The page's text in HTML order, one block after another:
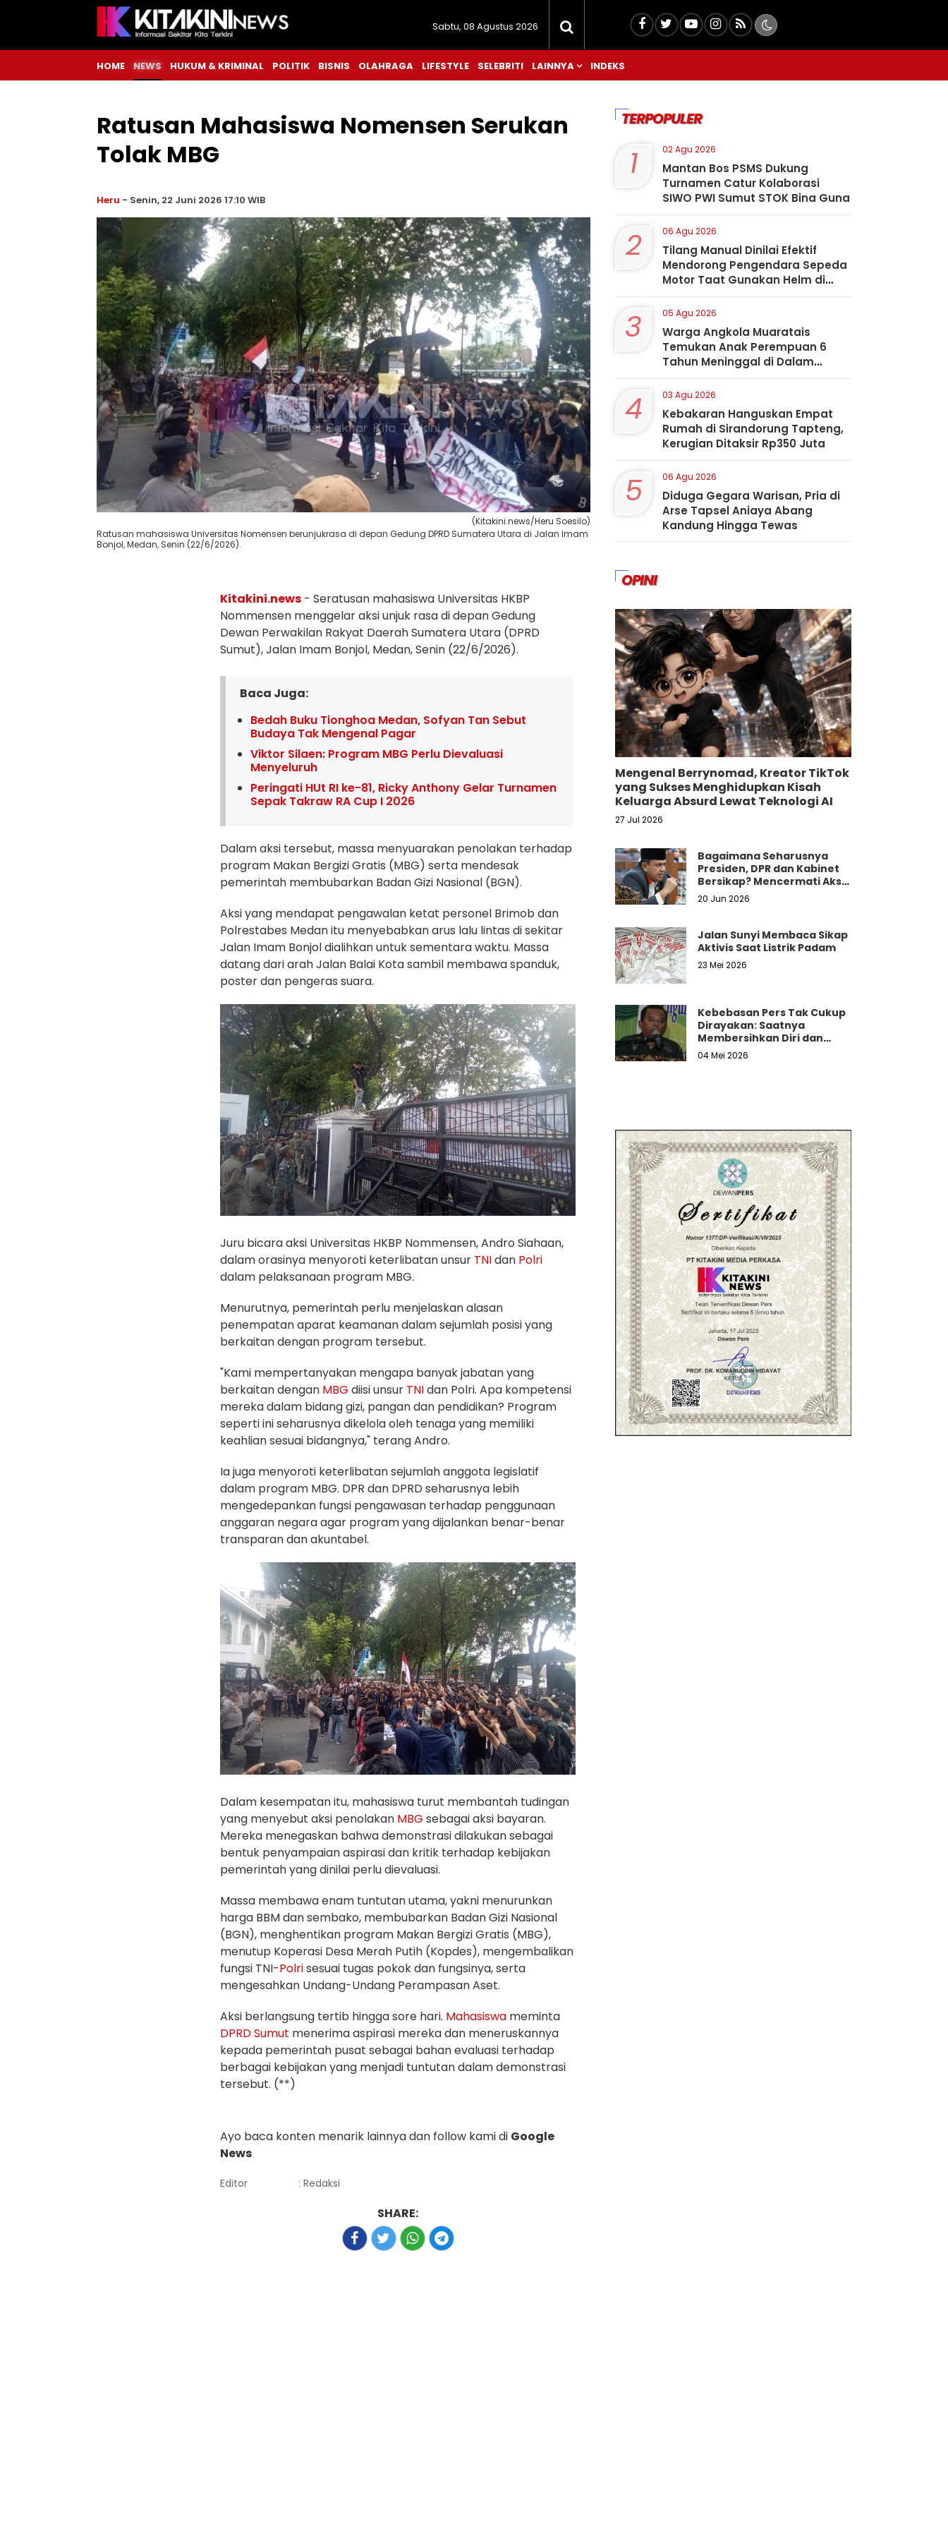
Sabtu, 08 Agustus 2026
HOME NEWS HUKUM & KRIMINAL POLITIK BISNIS OLAHRAGA LIFESTYLE SELEBRITI LAINNYA INDEKS
Ratusan Mahasiswa Nomensen Serukan
Tolak MBG
Heru - Senin, 22 Juni 2026 17:10 WIB
(Kitakini.news/Heru Soesilo)
Ratusan mahasiswa Universitas Nomensen berunjukrasa di depan Gedung DPRD Sumatera Utara di Jalan Imam
Bonjol, Medan, Senin (22/6/2026).
Kitakini.news - Seratusan mahasiswa Universitas HKBP
Nommensen menggelar aksi unjuk rasa di depan Gedung
Dewan Perwakilan Rakyat Daerah Sumatera Utara (DPRD
Sumut), Jalan Imam Bonjol, Medan, Senin (22/6/2026).
Baca Juga:
Bedah Buku Tionghoa Medan, Sofyan Tan Sebut
Budaya Tak Mengenal Pagar
Viktor Silaen: Program MBG Perlu Dievaluasi
Menyeluruh
Peringati HUt RI ke-81, Ricky Anthony Gelar Turnamen
Sepak Takraw RA Cup I 2026
Dalam aksi tersebut, massa menyuarakan penolakan terhadap
program Makan Bergizi Gratis (MBG) serta mendesak
pemerintah membubarkan Badan Gizi Nasional (BGN).
Aksi yang mendapat pengawalan ketat personel Brimob dan
Polrestabes Medan itu menyebabkan arus lalu lintas di sekitar
Jalan Imam Bonjol dialihkan untuk sementara waktu. Massa
datang dari arah Jalan Balai Kota sambil membawa spanduk,
poster dan pengeras suara.
Juru bicara aksi Universitas HKBP Nommensen, Andro Siahaan,
dalam orasinya menyoroti keterlibatan unsur TNIdan Polri
dalam pelaksanaan program MBG.
Menurutnya, pemerintah perlu menjelaskan alasan
penempatan aparat keamanan dalam sejumlah posisi yang
berkaitan dengan program tersebut.
"Kami mempertanyakan mengapa banyak jabatan yang
berkaitan dengan MBG diisi unsur TNIdan Polri. Apa kompetensi
mereka dalam bidang gizi, pangan dan pendidikan? Program
seperti ini seharusnya dikelola oleh tenaga yang memiliki
keahlian sesuai bidangnya," terang Andro.
Ia juga menyoroti keterlibatan sejumlah anggota legislatif
dalam program MBG. DPR dan DPRD seharusnya lebih
mengedepankan fungsi pengawasan terhadap penggunaan
anggaran negara agar program yang dijalankan benar-benar
transparan dan akuntabel.
Dalam kesempatan itu, mahasiswa turut membantah tudingan
yang menyebut aksi penolakan MBG sebagai aksi bayaran.
Mereka menegaskan bahwa demonstrasi dilakukan sebagai
bentuk penyampaian aspirasi dan kritik terhadap kebijakan
pemerintah yang dinilai perlu dievaluasi.
Massa membawa enam tuntutan utama, yakni menurunkan
harga BBM dan sembako, membubarkan Badan Gizi Nasional
(BGN), menghentikan program Makan Bergizi Gratis (MBG),
menutup Koperasi Desa Merah Putih (Kopdes), mengembalikan
fungsi TNI-Polrisesuai tugas pokok dan fungsinya, serta
mengesahkan Undang-Undang Perampasan Aset.
Aksi berlangsung tertib hingga sore hari. Mahasiswa meminta
DPRD Sumut menerima aspirasi mereka dan meneruskannya
kepada pemerintah pusat sebagai bahan evaluasi terhadap
berbagai kebijakan yang menjadi tuntutan dalam demonstrasi
tersebut. (**)
Ayo baca konten menarik lainnya dan follow kami di Google
News
Editor : Redaksi
SHARE:
TERPOPULER
1 02 Agu 2026
Mantan Bos PSMS Dukung
Turnamen Catur Kolaborasi
SIWO PWI Sumut STOK Bina Guna
2 06 Agu 2026
Tilang Manual Dinilai Efektif
Mendorong Pengendara Sepeda
Motor Taat Gunakan Helm di
Kota Padangsidimpuan
3 05 Agu 2026
Warga Angkola Muaratais
Temukan Anak Perempuan 6
Tahun Meninggal di Dalam
Sumur
4 03 Agu 2026
Kebakaran Hanguskan Empat
Rumah di Sirandorung Tapteng,
Kerugian Ditaksir Rp350 Juta
5 06 Agu 2026
Diduga Gegara Warisan, Pria di
Arse Tapsel Aniaya Abang
Kandung Hingga Tewas
OPINI
Mengenal Berrynomad, Kreator TikTok
yang Sukses Menghidupkan Kisah
Keluarga Absurd Lewat Teknologi AI
27 Jul 2026
Bagaimana Seharusnya
Presiden, DPR dan Kabinet
Bersikap? Mencermati Aksi
Damai Mahasiswa dan
20 Jun 2026
Jalan Sunyi Membaca Sikap
Aktivis Saat Listrik Padam
23 Mei 2026
Kebebasan Pers Tak Cukup
Dirayakan: Saatnya
Membersihkan Diri dan
Melawan Tekanan Nyata
04 Mei 2026